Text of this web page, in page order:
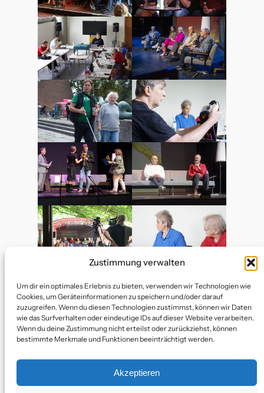
Zustimmung verwalten
Um dir ein optimales Erlebnis zu bieten, verwenden wir Technologien wie
Cookies, um Geräteinformationen zu speichern und/oder darauf
zuzugreifen. Wenn du diesen Technologien zustimmst, können wir Daten
wie das Surfverhalten oder eindeutige IDs auf dieser Website verarbeiten.
Wenn du deine Zustimmung nicht erteilst oder zurückziehst, können
bestimmte Merkmale und Funktionen beeinträchtigt werden.
Akzeptieren